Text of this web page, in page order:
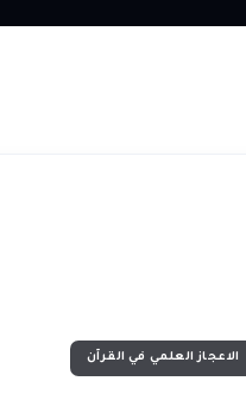
الاعجاز العلمي في القرآن